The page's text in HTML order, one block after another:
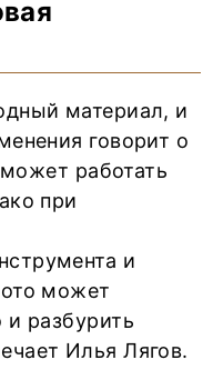
материал, и
говорит о
работать
при
и
может
и разбурить
Илья Лягов.